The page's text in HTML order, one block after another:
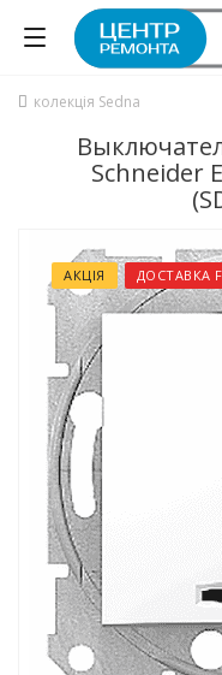
колекція Sedna
Schneider
АКЦІЯ ДОСТАВКА